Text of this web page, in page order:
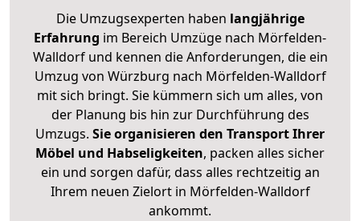
Die Umzugsexperten haben langjährige
Erfahrung im Bereich Umzüge nach Mörfelden-
Walldorf und kennen die Anforderungen, die ein
Umzug von Würzburg nach Mörfelden-Walldorf
mit sich bringt. Sie kümmern sich um alles, von
der Planung bis hin zur Durchführung des
Umzugs. Sie organisieren den Transport Ihrer
Möbel und Habseligkeiten, packen alles sicher
ein und sorgen dafür, dass alles rechtzeitig an
Ihrem neuen Zielort in Mörfelden-Walldorf
ankommt.